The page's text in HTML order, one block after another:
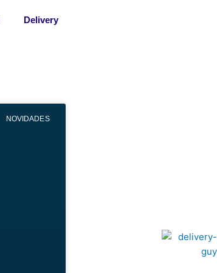
Delivery
NOVIDADES